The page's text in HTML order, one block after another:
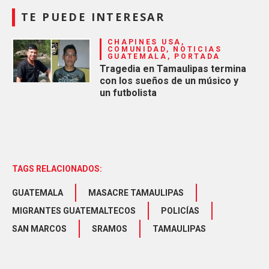
TE PUEDE INTERESAR
CHAPINES USA,
COMUNIDAD, NOTICIAS
GUATEMALA, PORTADA
Tragedia en Tamaulipas termina
con los sueños de un músico y
un futbolista
TAGS RELACIONADOS:
GUATEMALA
MASACRE TAMAULIPAS
MIGRANTES GUATEMALTECOS
POLICÍAS
SAN MARCOS
SRAMOS TAMAULIPAS